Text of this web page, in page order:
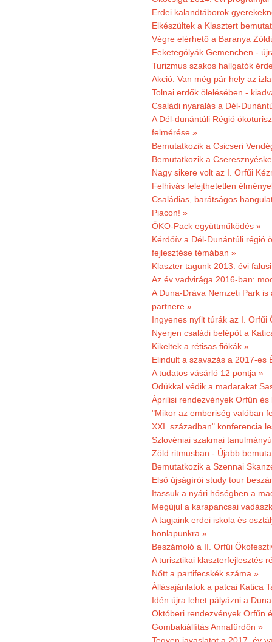
Erdei kalandtáborok
Elkészültek a Klasztert
Végre elérhető a Baranya
Feketególyák Gemencben -
Turizmus szakos hallgatók
Akció: Van még pár hely az
Tolnai erdők ölelésében -
Családi nyaralás a Dél-
A Dél-dunántúli Régió
felmérése »
Bemutatkozik a Csicseri
Bemutatkozik a
Nagy sikere volt az I. Orfűi
Felhívás felejthetetlen
Családias, barátságos
Piacon! »
ÖKO-Pack együttműködés »
Kérdőív a Dél-Dunántúli régió
fejlesztése témában »
Klaszter tagunk 2013. évi
Az év vadvirága 2016-ban:
A Duna-Dráva Nemzeti Park
partnere »
Ingyenes nyílt túrák az I. Orfűi
Nyerjen családi belépőt a
Kikeltek a rétisas fiókák »
Elindult a szavazás a 2017-es
A tudatos vásárló 12 pontja »
Odúkkal védik a madarakat
Áprilisi rendezvények Orfűn és
"Mikor az emberiség valóban
XXI. században" konferencia
Szlovéniai szakmai
Zöld ritmusban - Újabb
Bemutatkozik a Szennai
Első újságírói study tour
Itassuk a nyári hőségben a
Megújul a karapancsai
A tagjaink erdei iskola és
honlapunkra »
Beszámoló a II. Orfűi
A turisztikai klaszterfejlesztés
Nőtt a partifecskék száma »
Állásajánlatok a patcai Katica
Idén újra lehet pályázni a
Októberi rendezvények Orfűn
Gombakiállítás Annafürdőn »